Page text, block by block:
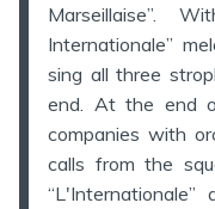
Marseillaise”.
Internationale”
sing all three
end. At the end
companies with
calls from the